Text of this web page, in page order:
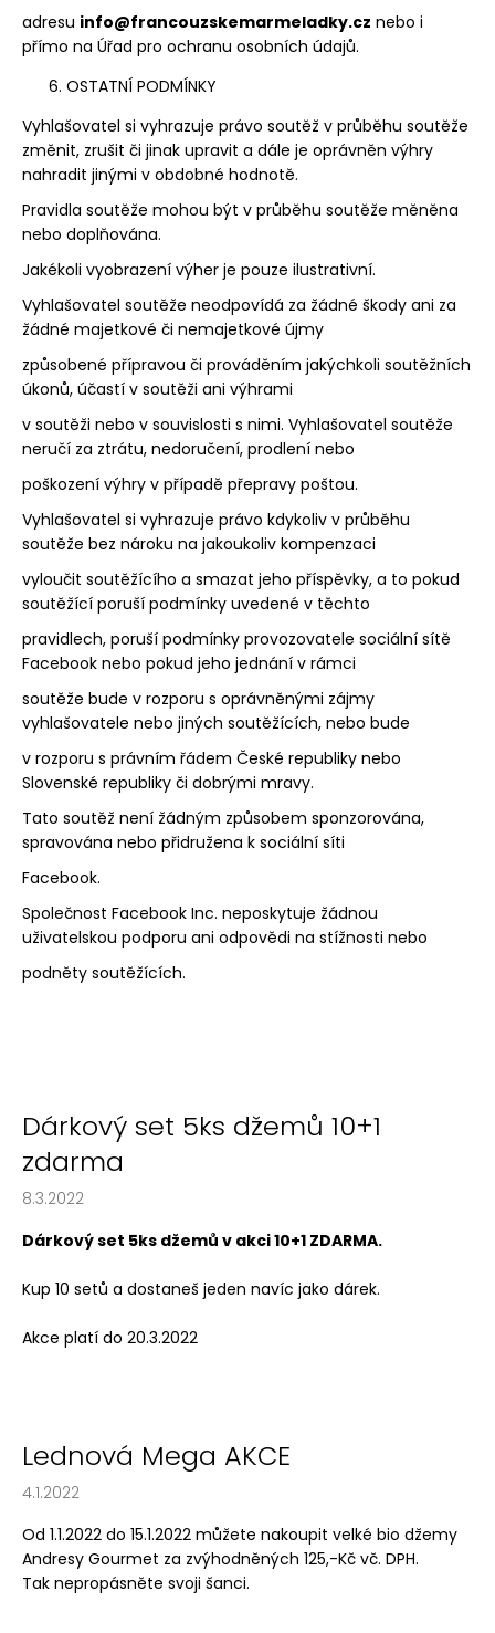
adresu info@francouzskemarmeladky.cz nebo i
přímo na Úřad pro ochranu osobních údajů.
OSTATNÍ PODMÍNKY
Vyhlašovatel si vyhrazuje právo soutěž v průběhu soutěže
změnit, zrušit či jinak upravit a dále je oprávněn výhry
nahradit jinými v obdobné hodnotě.
Pravidla soutěže mohou být v průběhu soutěže měněna
nebo doplňována.
Jakékoli vyobrazení výher je pouze ilustrativní.
Vyhlašovatel soutěže neodpovídá za žádné škody ani za
žádné majetkové či nemajetkové újmy
způsobené přípravou či prováděním jakýchkoli soutěžních
úkonů, účastí v soutěži ani výhrami
v soutěži nebo v souvislosti s nimi. Vyhlašovatel soutěže
neručí za ztrátu, nedoručení, prodlení nebo
poškození výhry v případě přepravy poštou.
Vyhlašovatel si vyhrazuje právo kdykoliv v průběhu
soutěže bez nároku na jakoukoliv kompenzaci
vyloučit soutěžícího a smazat jeho příspěvky, a to pokud
soutěžící poruší podmínky uvedené v těchto
pravidlech, poruší podmínky provozovatele sociální sítě
Facebook nebo pokud jeho jednání v rámci
soutěže bude v rozporu s oprávněnými zájmy
vyhlašovatele nebo jiných soutěžících, nebo bude
v rozporu s právním řádem České republiky nebo
Slovenské republiky či dobrými mravy.
Tato soutěž není žádným způsobem sponzorována,
spravována nebo přidružena k sociální síti
Facebook.
Společnost Facebook Inc. neposkytuje žádnou
uživatelskou podporu ani odpovědi na stížnosti nebo
podněty soutěžících.
Dárkový set 5ks džemů 10+1
zdarma
8.3.2022
Dárkový set 5ks džemů v akci 10+1 ZDARMA.
Kup 10 setů a dostaneš jeden navíc jako dárek.
Akce platí do 20.3.2022
Lednová Mega AKCE
4.1.2022
Od 1.1.2022 do 15.1.2022 můžete nakoupit velké bio džemy
Andresy Gourmet za zvýhodněných 125,-Kč vč. DPH.
Tak nepropásněte svoji šanci.